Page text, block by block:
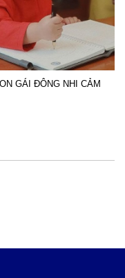
GÁI ĐÔNG NHI CẢM